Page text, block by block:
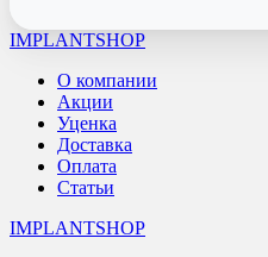
IMPLANTSHOP
О компании
Акции
Уценка
Доставка
Оплата
Статьи
IMPLANTSHOP